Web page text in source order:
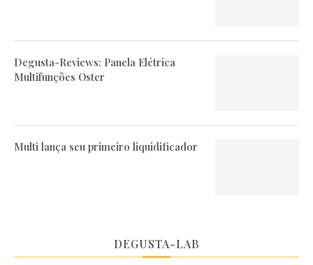
Degusta-Reviews: Panela Elétrica
Multifunções Oster
Multi lança seu primeiro liquidificador
DEGUSTA-LAB